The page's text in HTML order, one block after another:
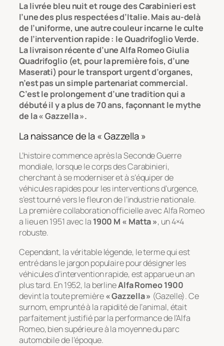
La livrée bleu nuit et rouge des Carabinieri est
l’une des plus respectées d’Italie. Mais au-delà
de l’uniforme, une autre couleur incarne le culte
de l’intervention rapide : leQuadrifoglio Verde.
La livraison récente d’une Alfa Romeo Giulia
Quadrifoglio (et, pour la première fois, d’une
Maserati) pour le transport urgent d’organes,
n’est pas un simple partenariat commercial.
C’est le prolongement d’une tradition qui a
débuté il y a plus de 70 ans, façonnant le mythe
de la « Gazzella ».
La naissance de la « Gazzella »
L’histoire commence après la Seconde Guerre
mondiale, lorsque le corps des Carabinieri,
cherchant à se moderniser et à s’équiper de
véhicules rapides pour les interventions d’urgence,
s’est tourné vers le fleuron de l’industrie nationale.
La première collaboration officielle avec Alfa Romeo
a lieu en 1951 avec la 1900 M « Matta », un 4×4
robuste.
Cependant, la véritable légende, le terme qui est
entré dans le jargon populaire pour désigner les
véhicules d’intervention rapide, est apparue un an
plus tard. En 1952, la berlineAlfa Romeo 1900
devint la toute première« Gazzella » (Gazelle). Ce
surnom, emprunté à la rapidité de l’animal, était
parfaitement justifié par la performance de l’Alfa
Romeo, bien supérieure à la moyenne du parc
automobile de l’époque.